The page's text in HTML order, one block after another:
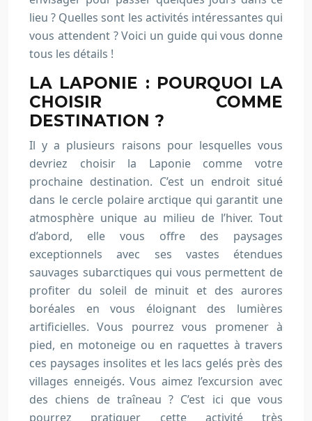
lieu ? Quelles sont les activités intéressantes qui
vous attendent ? Voici un guide qui vous donne
tous les détails !
LA LAPONIE : POURQUOI LA
CHOISIR COMME
DESTINATION ?
Il y a plusieurs raisons pour lesquelles vous
devriez choisir la Laponie comme votre
prochaine destination. C’est un endroit situé
dans le cercle polaire arctique qui garantit une
atmosphère unique au milieu de l’hiver. Tout
d’abord, elle vous offre des paysages
exceptionnels avec ses vastes étendues
sauvages subarctiques qui vous permettent de
profiter du soleil de minuit et des aurores
boréales en vous éloignant des lumières
artificielles. Vous pourrez vous promener à
pied, en motoneige ou en raquettes à travers
ces paysages insolites et les lacs gelés près des
villages enneigés. Vous aimez l’excursion avec
des chiens de traîneau ? C’est ici que vous
pourrez pratiquer cette activité très